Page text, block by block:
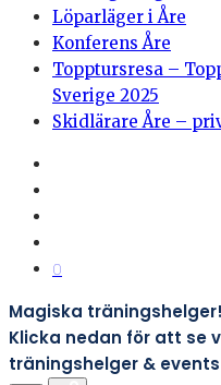
Löparläger i Åre
Konferens Åre
Topptursresa –
Sverige 2025
Skidlärare Åre –
0
Magiska träningshelger!
Klicka nedan för att se
träningshelger &